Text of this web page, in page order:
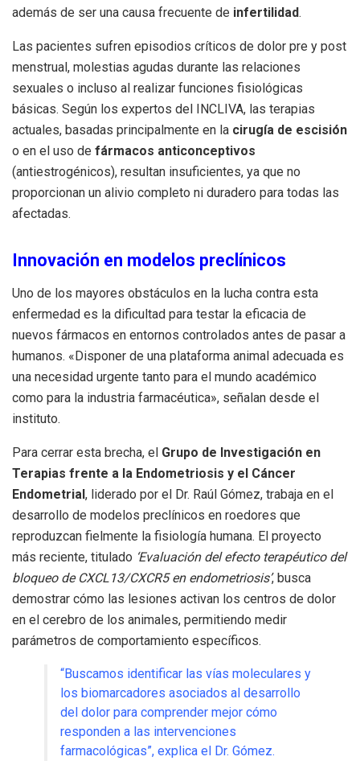
además de ser una causa frecuente de infertilidad.
Las pacientes sufren episodios críticos de dolor pre y post
menstrual, molestias agudas durante las relaciones
sexuales o incluso al realizar funciones fisiológicas
básicas. Según los expertos del INCLIVA, las terapias
actuales, basadas principalmente en la cirugía de escisión
o en el uso de fármacos anticonceptivos
(antiestrogénicos), resultan insuficientes, ya que no
proporcionan un alivio completo ni duradero para todas las
afectadas.
Innovación en modelos preclínicos
Uno de los mayores obstáculos en la lucha contra esta
enfermedad es la dificultad para testar la eficacia de
nuevos fármacos en entornos controlados antes de pasar a
humanos. «Disponer de una plataforma animal adecuada es
una necesidad urgente tanto para el mundo académico
como para la industria farmacéutica», señalan desde el
instituto.
Para cerrar esta brecha, el Grupo de Investigación en
Terapias frente a la Endometriosis y el Cáncer
Endometrial , liderado por el Dr. Raúl Gómez, trabaja en el
desarrollo de modelos preclínicos en roedores que
reproduzcan fielmente la fisiología humana. El proyecto
más reciente, titulado ‘Evaluación del efecto terapéutico del
bloqueo de CXCL13/CXCR5 en endometriosis’, busca
demostrar cómo las lesiones activan los centros de dolor
en el cerebro de los animales, permitiendo medir
parámetros de comportamiento específicos.
“Buscamos identificar las vías moleculares y
los biomarcadores asociados al desarrollo
del dolor para comprender mejor cómo
responden a las intervenciones
farmacológicas”, explica el Dr. Gómez.